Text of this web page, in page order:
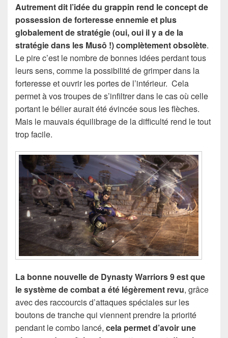
Autrement dit l’idée du grappin rend le concept de
possession de forteresse ennemie et plus
globalement de stratégie (oui, oui il y a de la
stratégie dans les Musô !) complètement obsolète.
Le pire c’est le nombre de bonnes idées perdant tous
leurs sens, comme la possibilité de grimper dans la
forteresse et ouvrir les portes de l’intérieur. Cela
permet à vos troupes de s’infiltrer dans le cas où celle
portant le bélier aurait été évincée sous les flèches.
Mais le mauvais équilibrage de la difficulté rend le tout
trop facile.
La bonne nouvelle de Dynasty Warriors 9 est que
le système de combat a été légèrement revu, grâce
avec des raccourcis d’attaques spéciales sur les
boutons de tranche qui viennent prendre la priorité
pendant le combo lancé, cela permet d’avoir une